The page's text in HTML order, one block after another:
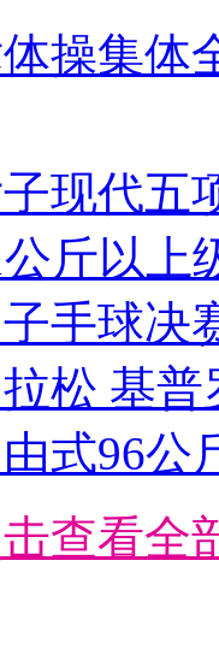
操集体
现代五
斤以上
手球决
松 基
式96公
查看全